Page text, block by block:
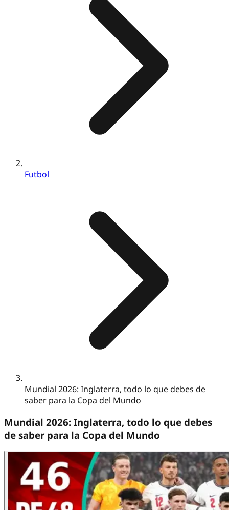
Futbol
Mundial 2026: Inglaterra, todo lo que debes de
saber para la Copa del Mundo
Mundial 2026: Inglaterra, todo lo que debes
de saber para la Copa del Mundo